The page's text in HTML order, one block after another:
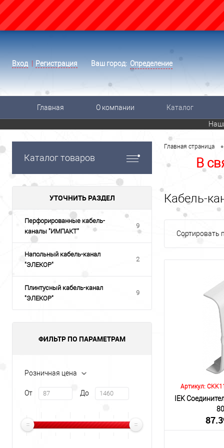
Вход Регистрация Ваш город: Определение
Главная О компании Каталог
Каталог товаров
УТОЧНИТЬ РАЗДЕЛ
Перфорированные кабель-
каналы "ИМПАКТ"
9
Напольный кабель-канал
"ЭЛЕКОР"
2
Плинтусный кабель-канал
"ЭЛЕКОР"
9
ФИЛЬТР ПО ПАРАМЕТРАМ
Розничная цена
От До
Главная страница •
В
Кабель-
Сортировать
Артикул:
IEK